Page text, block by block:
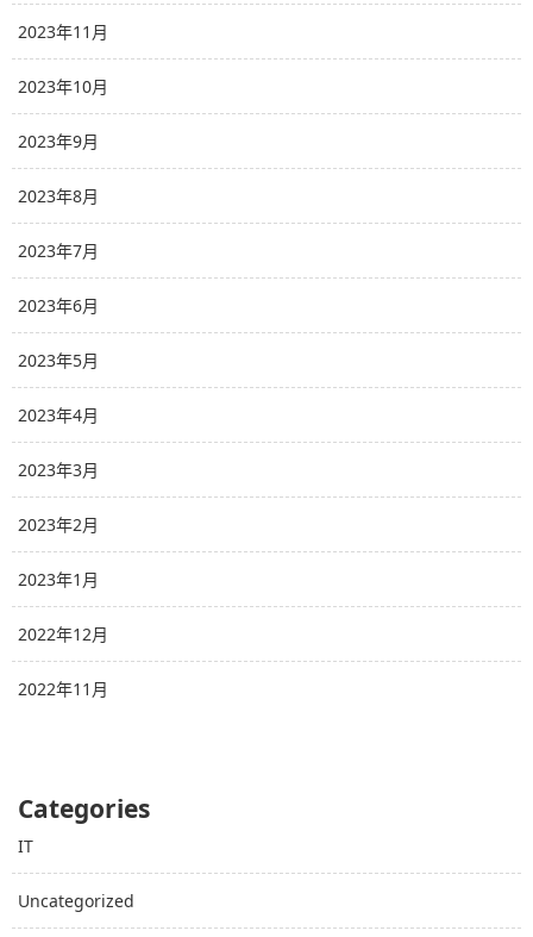
2023年11月
2023年10月
2023年9月
2023年8月
2023年7月
2023年6月
2023年5月
2023年4月
2023年3月
2023年2月
2023年1月
2022年12月
2022年11月
Categories
IT
Uncategorized